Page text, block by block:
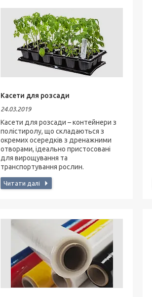
Касети для розсади
24.03.2019
Касети для розсади – контейнери з
полістиролу, що складаються з
окремих осередків з дренажними
отворами, ідеально пристосовані
для вирощування та
транспортування рослин.